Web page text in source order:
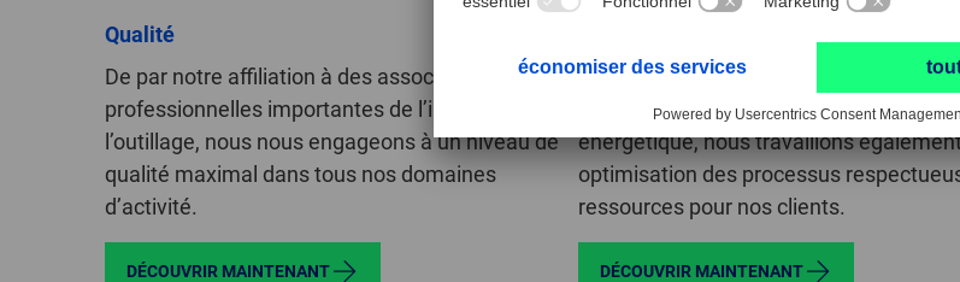
Qualité
De par notre affiliation à des associations
professionnelles importantes de l’industrie de
l’outillage, nous nous engageons à un niveau de
qualité maximal dans tous nos domaines
d’activité.
DÉCOUVRIR MAINTENANT
Parallèlement au perfectionnement
notre politique environnementale et
énergétique, nous travaillons
optimisation des processus
ressources pour nos clients.
DÉCOUVRIR MAINTENANT